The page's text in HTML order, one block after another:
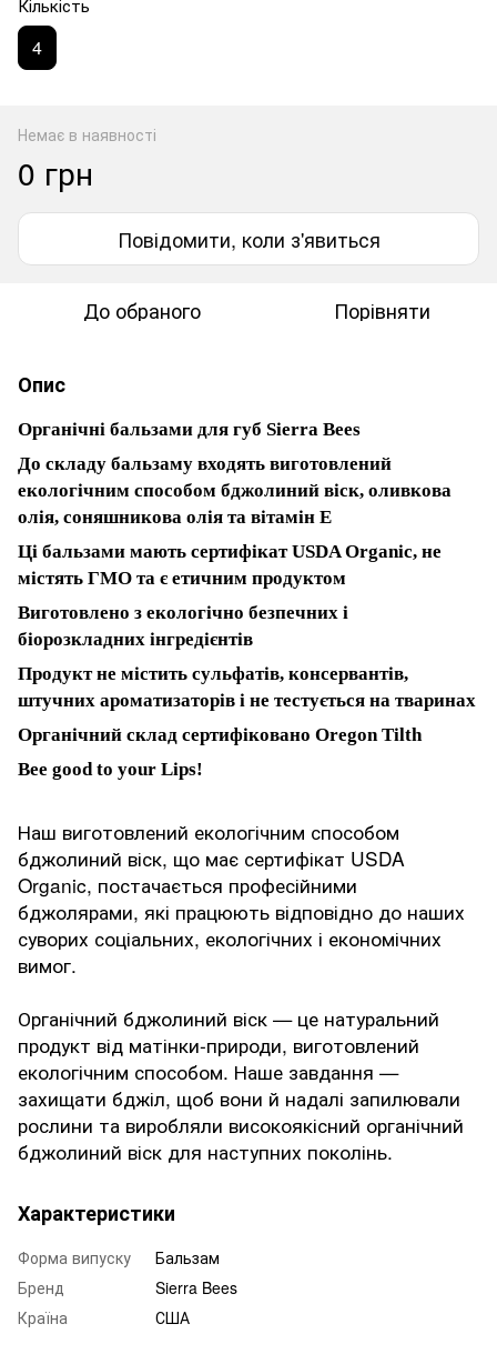
4
Немає в наявності
0 грн
Повідомити, коли з'явиться
До обраного Порівняти
Опис
Органічні бальзами для губ Sierra Bees
До складу бальзаму входять виготовлений
екологічним способом бджолиний віск, оливкова
олія, соняшникова олія та вітамін E
Ці бальзами мають сертифікат USDA Organic, не
містять ГМО та є етичним продуктом
Виготовлено з екологічно безпечних і
біорозкладних інгредієнтів
Продукт не містить сульфатів, консервантів,
штучних ароматизаторів і не тестується на тваринах
Органічний склад сертифіковано Oregon Tilth
Bee good to your Lips!
Наш виготовлений екологічним способом
бджолиний віск, що має сертифікат USDA
Organic, постачається професійними
бджолярами, які працюють відповідно до наших
суворих соціальних, екологічних і економічних
вимог.
Органічний бджолиний віск — це натуральний
продукт від матінки-природи, виготовлений
екологічним способом. Наше завдання —
захищати бджіл, щоб вони й надалі запилювали
рослини та виробляли високоякісний органічний
бджолиний віск для наступних поколінь.
Характеристики
Форма випуску
Бальзам
Бренд
Sierra Bees
Країна
США